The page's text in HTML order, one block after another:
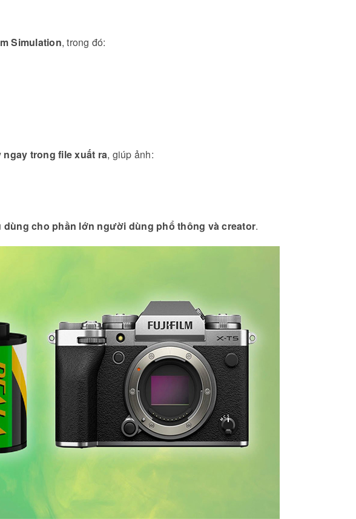
Simulation, trong đó:
ngay trong file xuất ra, giúp ảnh:
dùng cho phần lớn người dùng phổ thông và creator.